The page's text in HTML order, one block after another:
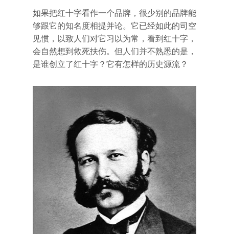
如果把红十字看作一个品牌，很少别的品牌能
够跟它的知名度相提并论。它已经如此的司空
见惯，以致人们对它习以为常，看到红十字，
会自然想到救死扶伤。但人们并不熟悉的是，
是谁创立了红十字？它有怎样的历史源流？